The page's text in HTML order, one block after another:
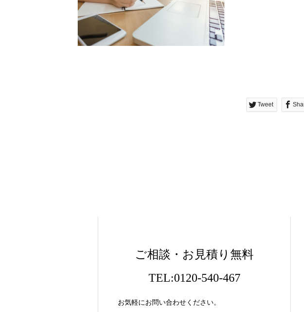
Tweet
ご相談・お見積り無料
TEL:0120-540-467
お気軽にお問い合わせください。